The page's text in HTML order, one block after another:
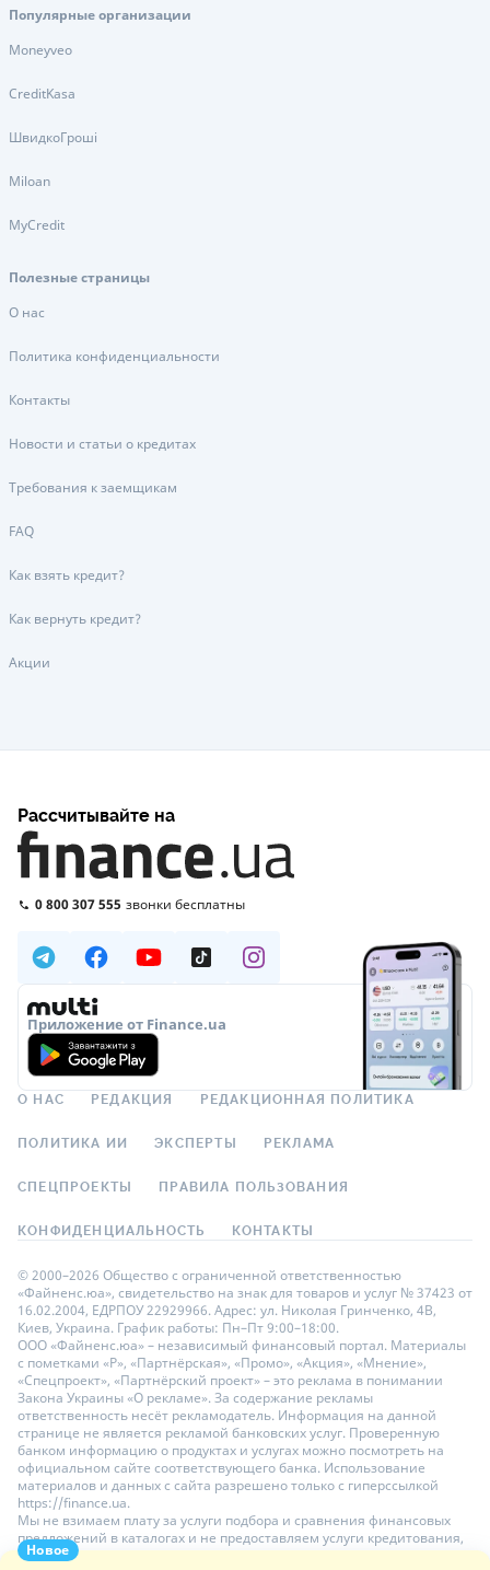
Новое
Популярные организации
Moneyveo
CreditKasa
ШвидкоГроші
Miloan
MyCredit
Полезные страницы
О нас
Политика конфиденциальности
Контакты
Новости и статьи о кредитах
Требования к заемщикам
FAQ
Как взять кредит?
Как вернуть кредит?
Акции
Рассчитывайте на
0 800 307 555 звонки бесплатны
Приложение от Finance.ua
О НАС РЕДАКЦИЯ РЕДАКЦИОННАЯ ПОЛИТИКА
ПОЛИТИКА ИИ ЭКСПЕРТЫ РЕКЛАМА
СПЕЦПРОЕКТЫ ПРАВИЛА ПОЛЬЗОВАНИЯ
КОНФИДЕНЦИАЛЬНОСТЬ КОНТАКТЫ
© 2000–2026 Общество с ограниченной ответственностью
«Файненс.юа», свидетельство на знак для товаров и услуг № 37423 от
16.02.2004, ЕДРПОУ 22929966. Адрес: ул. Николая Гринченко, 4В,
Киев, Украина. График работы: Пн–Пт 9:00–18:00.
ООО «Файненс.юа» – независимый финансовый портал. Материалы
с пометками «Р», «Партнёрская», «Промо», «Акция», «Мнение»,
«Спецпроект», «Партнёрский проект» – это реклама в понимании
Закона Украины «О рекламе». За содержание рекламы
ответственность несёт рекламодатель. Информация на данной
странице не является рекламой банковских услуг. Проверенную
банком информацию о продуктах и услугах можно посмотреть на
официальном сайте соответствующего банка. Использование
материалов и данных с сайта разрешено только с гиперссылкой
https://finance.ua.
Мы не взимаем плату за услуги подбора и сравнения финансовых
предложений в каталогах и не предоставляем услуги кредитования,
размещения депозитов и страхования. Ваши личные данные на